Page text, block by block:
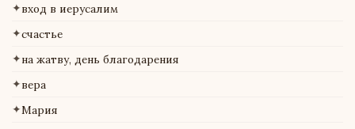
✦вход в иерусалим
✦счастье
✦на жатву, день благодарения
✦вера
✦Мария